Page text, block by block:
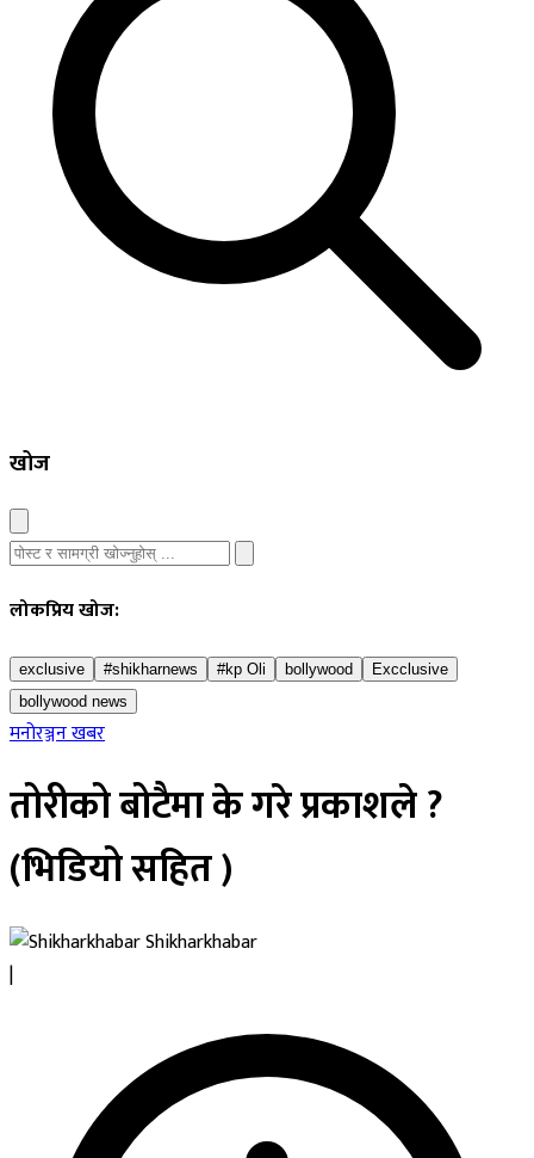
खोज
लोकप्रिय खोज:
exclusive #shikharnews #kp Oli bollywood
Excclusive
bollywood news
मनोरञ्जन खबर
तोरीको बोटैमा के गरे प्रकाशले ?
(भिडियो सहित )
Shikharkhabar
|